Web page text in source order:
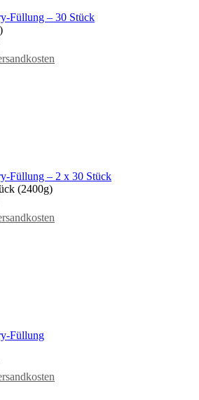
Füllung – 30 Stück
Füllung – 2 x 30 Stück
(2400g)
Füllung